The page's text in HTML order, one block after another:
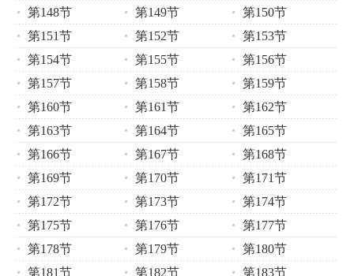
第148节
第149节
第150节
第151节
第152节
第153节
第154节
第155节
第156节
第157节
第158节
第159节
第160节
第161节
第162节
第163节
第164节
第165节
第166节
第167节
第168节
第169节
第170节
第171节
第172节
第173节
第174节
第175节
第176节
第177节
第178节
第179节
第180节
第181节
第182节 第183节